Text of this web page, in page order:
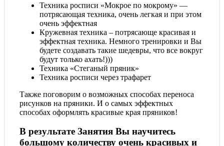
Техника росписи «Мокрое по мокрому» —
потрясающая техника, очень легкая и при этом
очень эффектная
Кружевная техника – потрясающе красивая и
эффектная техника. Немного тренировки и Вы
будете создавать такие шедевры, что все вокруг
будут только ахать!)))
Техника «Стеганый пряник»
Техника росписи через трафарет
Также поговорим о возможных способах переноса
рисунков на пряники. И о самых эффектных
способах оформлять красивые края пряников!
В результате Занятия Вы научитесь
большому количеству очень красивых и